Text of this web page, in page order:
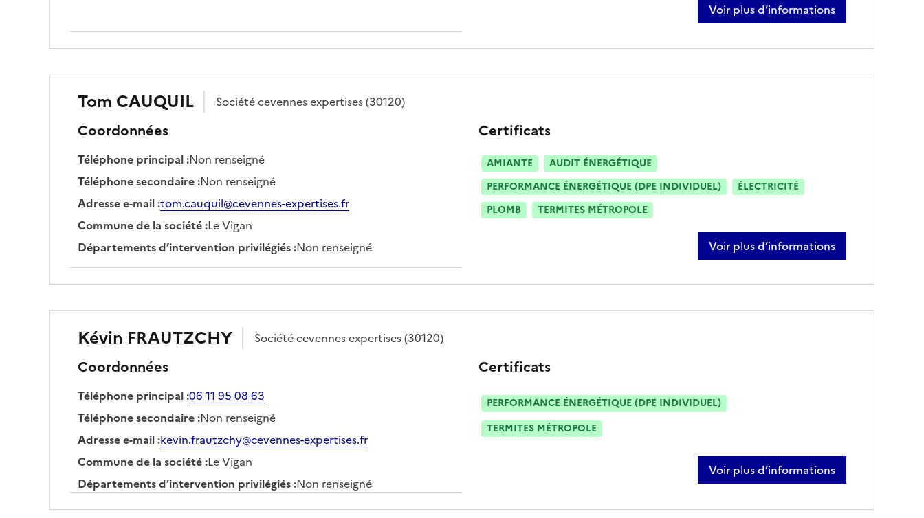
Voir plus d’informations
sur théo bernier
Tom CAUQUIL Sociétécevennes expertises(30120)
Coordonnées
Téléphone principal:Non renseigné
Téléphone secondaire:Non renseigné
Adresse e-mail:tom.cauquil@cevennes-expertises.fr
Commune de la société:Le Vigan
Départements d’intervention privilégiés:Non renseigné
Certificats
AMIANTE
AUDIT ÉNERGÉTIQUE
PERFORMANCE ÉNERGÉTIQUE (DPE INDIVIDUEL)
ÉLECTRICITÉ
PLOMB
TERMITES MÉTROPOLE
Voir plus d’informations
sur tom cauquil
Kévin FRAUTZCHY Sociétécevennes expertises(30120)
Coordonnées
Téléphone principal:06 11 95 08 63
Téléphone secondaire:Non renseigné
Adresse e-mail:kevin.frautzchy@cevennes-expertises.fr
Commune de la société:Le Vigan
Départements d’intervention privilégiés:Non renseigné
Certificats
PERFORMANCE ÉNERGÉTIQUE (DPE INDIVIDUEL)
TERMITES MÉTROPOLE
Voir plus d’informations
sur kévin frautzchy